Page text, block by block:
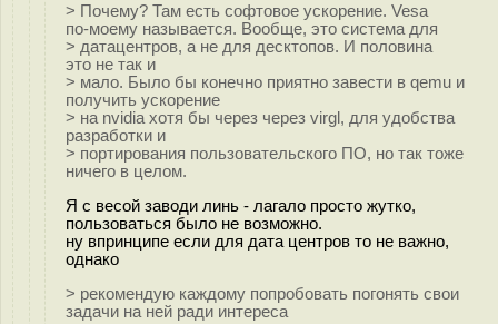
> Почему? Там есть софтовое ускорение. Vesa
по-моему называется. Вообще, это система для
> датацентров, а не для десктопов. И половина
это не так и
> мало. Было бы конечно приятно завести в qemu и
получить ускорение
> на nvidia хотя бы через через virgl, для удобства
разработки и
> портирования пользовательского ПО, но так тоже
ничего в целом.
Я с весой заводи линь - лагало просто жутко,
пользоваться было не возможно.
ну впринципе если для дата центров то не важно,
однако
> рекомендую каждому попробовать погонять свои
задачи на ней ради интереса